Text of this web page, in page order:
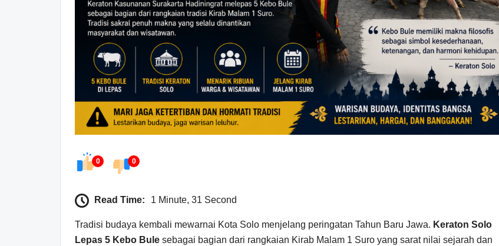
0 0
Read Time: 1 Minute, 31 Second
Tradisi budaya kembali mewarnai Kota Solo menjelang peringatan Tahun Baru Jawa. Keraton Solo
Lepas 5 Kebo Bule sebagai bagian dari rangkaian Kirab Malam 1 Suro yang sarat nilai sejarah dan